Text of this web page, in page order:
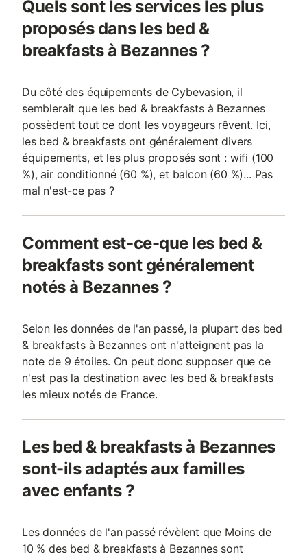
Quels sont les services les plus
proposés dans les bed &
breakfasts à Bezannes ?
Du côté des équipements de Cybevasion, il
semblerait que les bed & breakfasts à Bezannes
possèdent tout ce dont les voyageurs rêvent. Ici,
les bed & breakfasts ont généralement divers
équipements, et les plus proposés sont : wifi (100
%), air conditionné (60 %), et balcon (60 %)... Pas
mal n'est-ce pas ?
Comment est-ce-que les bed &
breakfasts sont généralement
notés à Bezannes ?
Selon les données de l'an passé, la plupart des bed
& breakfasts à Bezannes ont n'atteignent pas la
note de 9 étoiles. On peut donc supposer que ce
n'est pas la destination avec les bed & breakfasts
les mieux notés de France.
Les bed & breakfasts à Bezannes
sont-ils adaptés aux familles
avec enfants ?
Les données de l'an passé révèlent que Moins de
10 % des bed & breakfasts à Bezannes sont